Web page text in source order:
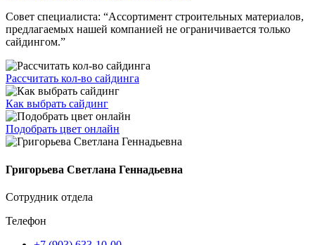
Совет специалиста: “Ассортимент строительных материалов,
предлагаемых нашей компанией не ограничивается только
сайдингом.”
Рассчитать кол-во сайдинга
Как выбрать сайдинг
Подобрать цвет онлайн
Григорьева Светлана Геннадьевна
Сотрудник отдела
Телефон